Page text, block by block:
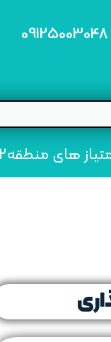
09125003048